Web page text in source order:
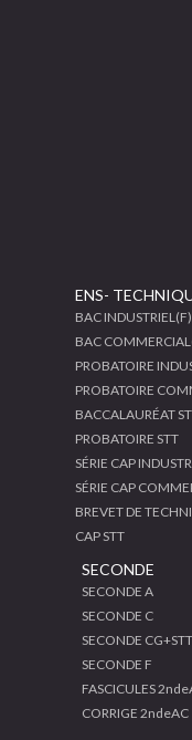
ENS-
BAC INDUSTRIEL(F)
BAC
PROBATOIRE
PROBATOIRE
BACCALAURÉAT
PROBATOIRE STT
SÉRIE CAP
SÉRIE CAP
BREVET DE
CAP STT
SECONDE
SECONDE A
SECONDE C
SECONDE CG+STT
SECONDE F
FASCICULES
CORRIGE 2ndeAC